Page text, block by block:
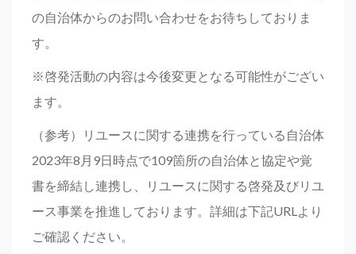
の自治体からのお問い合わせをお待ちしておりま
す。
※啓発活動の内容は今後変更となる可能性がござい
ます。
（参考）リユースに関する連携を行っている自治体
2023年8月9日時点で109箇所の自治体と協定や覚
書を締結し連携し、リユースに関する啓発及びリユ
ース事業を推進しております。詳細は下記URLより
ご確認ください。